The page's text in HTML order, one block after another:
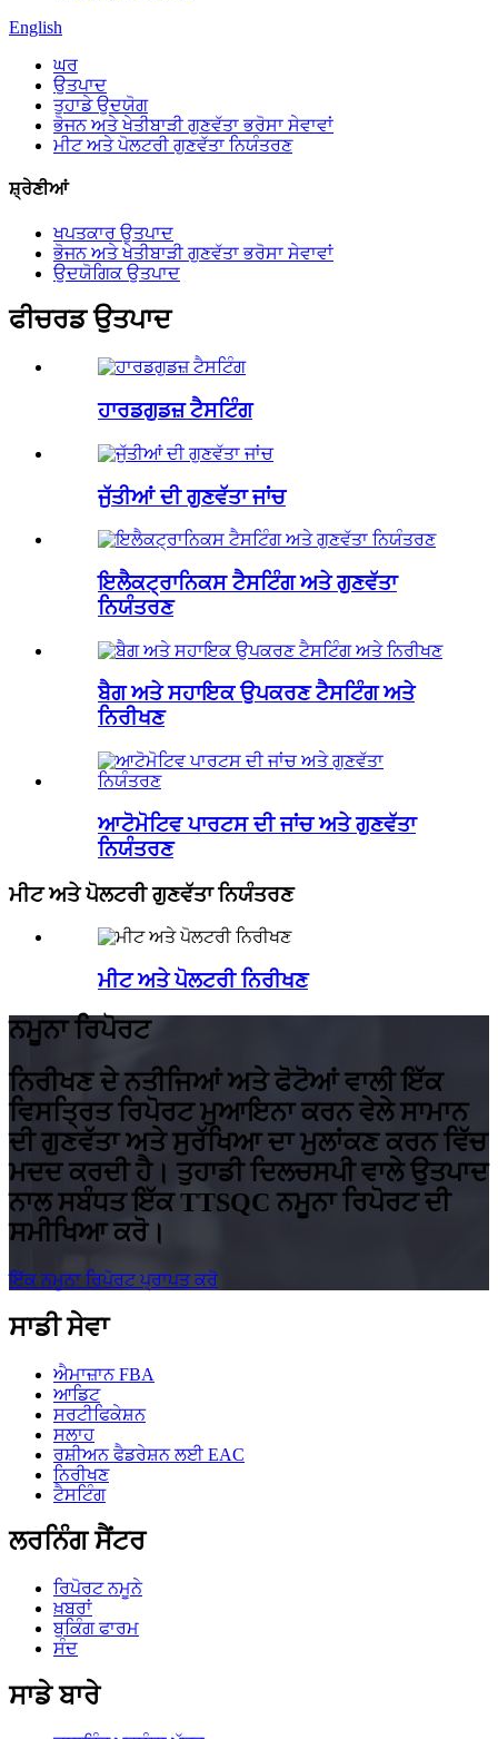
English
ਘਰ
ਉਤਪਾਦ
ਤੁਹਾਡੇ ਉਦਯੋਗ
ਭੋਜਨ ਅਤੇ ਖੇਤੀਬਾੜੀ ਗੁਣਵੱਤਾ ਭਰੋਸਾ ਸੇਵਾਵਾਂ
ਮੀਟ ਅਤੇ ਪੋਲਟਰੀ ਗੁਣਵੱਤਾ ਨਿਯੰਤਰਣ
ਸ਼੍ਰੇਣੀਆਂ
ਖਪਤਕਾਰ ਉਤਪਾਦ
ਭੋਜਨ ਅਤੇ ਖੇਤੀਬਾੜੀ ਗੁਣਵੱਤਾ ਭਰੋਸਾ ਸੇਵਾਵਾਂ
ਉਦਯੋਗਿਕ ਉਤਪਾਦ
ਫੀਚਰਡ ਉਤਪਾਦ
ਹਾਰਡਗੁਡਜ਼ ਟੈਸਟਿੰਗ
ਜੁੱਤੀਆਂ ਦੀ ਗੁਣਵੱਤਾ ਜਾਂਚ
ਇਲੈਕਟ੍ਰਾਨਿਕਸ ਟੈਸਟਿੰਗ ਅਤੇ ਗੁਣਵੱਤਾ
ਨਿਯੰਤਰਣ
ਬੈਗ ਅਤੇ ਸਹਾਇਕ ਉਪਕਰਣ ਟੈਸਟਿੰਗ ਅਤੇ
ਨਿਰੀਖਣ
ਆਟੋਮੋਟਿਵ ਪਾਰਟਸ ਦੀ ਜਾਂਚ ਅਤੇ ਗੁਣਵੱਤਾ
ਨਿਯੰਤਰਣ
ਮੀਟ ਅਤੇ ਪੋਲਟਰੀ ਗੁਣਵੱਤਾ ਨਿਯੰਤਰਣ
ਮੀਟ ਅਤੇ ਪੋਲਟਰੀ ਨਿਰੀਖਣ
ਨਮੂਨਾ ਰਿਪੋਰਟ
ਨਿਰੀਖਣ ਦੇ ਨਤੀਜਿਆਂ ਅਤੇ ਫੋਟੋਆਂ ਵਾਲੀ ਇੱਕ
ਵਿਸਤ੍ਰਿਤ ਰਿਪੋਰਟ ਮੁਆਇਨਾ ਕਰਨ ਵੇਲੇ ਸਾਮਾਨ
ਦੀ ਗੁਣਵੱਤਾ ਅਤੇ ਸੁਰੱਖਿਆ ਦਾ ਮੁਲਾਂਕਣ ਕਰਨ ਵਿੱਚ
ਮਦਦ ਕਰਦੀ ਹੈ। ਤੁਹਾਡੀ ਦਿਲਚਸਪੀ ਵਾਲੇ ਉਤਪਾਦ
ਨਾਲ ਸਬੰਧਤ ਇੱਕ TTSQC ਨਮੂਨਾ ਰਿਪੋਰਟ ਦੀ
ਸਮੀਖਿਆ ਕਰੋ।
ਇੱਕ ਨਮੂਨਾ ਰਿਪੋਰਟ ਪ੍ਰਾਪਤ ਕਰੋ
ਸਾਡੀ ਸੇਵਾ
ਐਮਾਜ਼ਾਨ FBA
ਆਡਿਟ
ਸਰਟੀਫਿਕੇਸ਼ਨ
ਸਲਾਹ
ਰਸ਼ੀਅਨ ਫੈਡਰੇਸ਼ਨ ਲਈ EAC
ਨਿਰੀਖਣ
ਟੈਸਟਿੰਗ
ਲਰਨਿੰਗ ਸੈਂਟਰ
ਰਿਪੋਰਟ ਨਮੂਨੇ
ਖ਼ਬਰਾਂ
ਬੁਕਿੰਗ ਫਾਰਮ
ਸੰਦ
ਸਾਡੇ ਬਾਰੇ